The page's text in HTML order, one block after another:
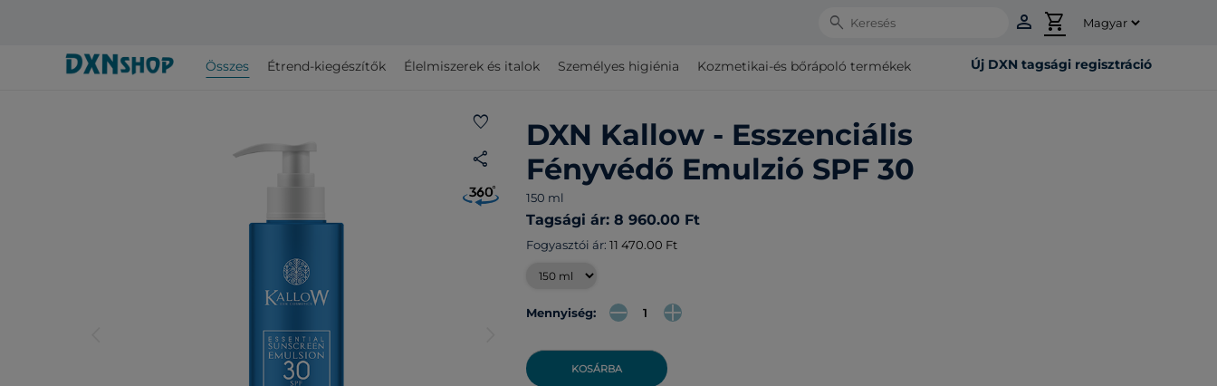
Search person shopping_cart
Összes Étrend-kiegészítők Élelmiszerek és italok Személyes higiénia Kozmetikai-és bőrápoló termékek Új DXN tagsági regisztráció
favorite
share
DXN Kallow - Esszenciális
Fényvédő Emulzió SPF 30
150 ml
Tagsági ár: 8 960.00 Ft
Fogyasztói ár: 11 470.00 Ft
Mennyiség:
KOSÁRBA